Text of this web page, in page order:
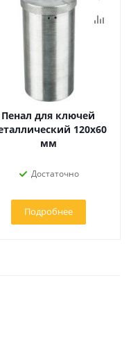
Пенал для ключей
120х60
мм
Достаточно
Подробнее